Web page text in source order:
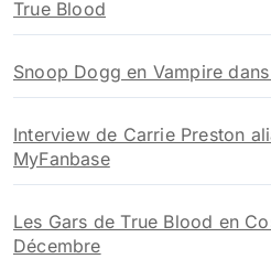
True Blood
Snoop Dogg en Vampire
Interview de Carrie Preston
MyFanbase
Les Gars de True Blood en
Décembre